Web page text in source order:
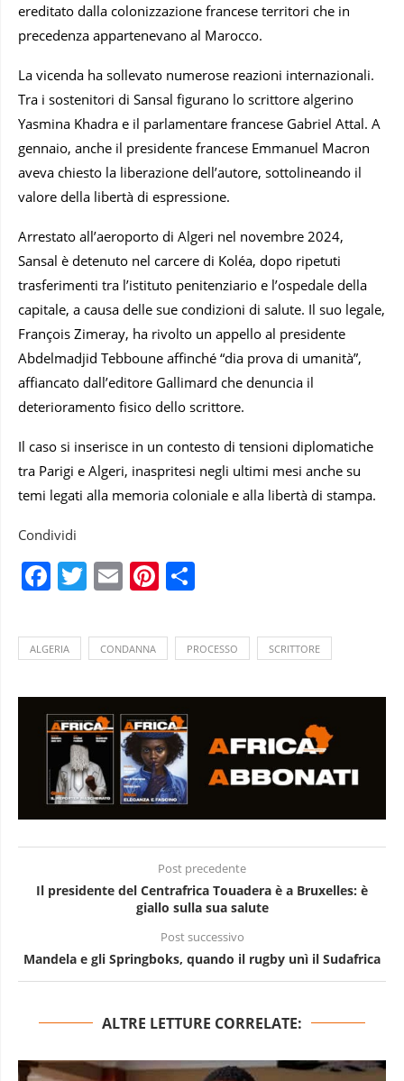
ereditato dalla colonizzazione francese territori che in
precedenza appartenevano al Marocco.
La vicenda ha sollevato numerose reazioni internazionali.
Tra i sostenitori di Sansal figurano lo scrittore algerino
Yasmina Khadra e il parlamentare francese Gabriel Attal. A
gennaio, anche il presidente francese Emmanuel Macron
aveva chiesto la liberazione dell’autore, sottolineando il
valore della libertà di espressione.
Arrestato all’aeroporto di Algeri nel novembre 2024,
Sansal è detenuto nel carcere di Koléa, dopo ripetuti
trasferimenti tra l’istituto penitenziario e l’ospedale della
capitale, a causa delle sue condizioni di salute. Il suo legale,
François Zimeray, ha rivolto un appello al presidente
Abdelmadjid Tebboune affinché “dia prova di umanità”,
affiancato dall’editore Gallimard che denuncia il
deterioramento fisico dello scrittore.
Il caso si inserisce in un contesto di tensioni diplomatiche
tra Parigi e Algeri, inaspritesi negli ultimi mesi anche su
temi legati alla memoria coloniale e alla libertà di stampa.
Condividi
Facebook
Twitter
EmailPinterest
ALGERIA CONDANNA PROCESSO SCRITTORE
Post precedente
Il presidente del Centrafrica Touadera è a Bruxelles: è
giallo sulla sua salute
Post successivo
Mandela e gli Springboks, quando il rugby unì il Sudafrica
ALTRE LETTURE CORRELATE: